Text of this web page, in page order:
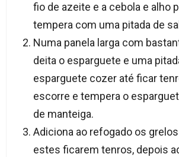
fio de azeite e a cebola e alho
tempera com uma pitada de
Numa panela larga com
deita o esparguete e uma
esparguete cozer até ficar
escorre e tempera o
de manteiga.
Adiciona ao refogado os
estes ficarem tenros, depois